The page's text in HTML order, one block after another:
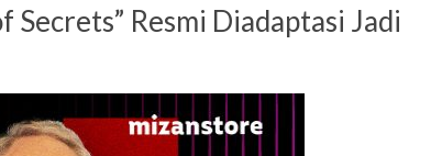
Resmi Diadaptasi Jadi